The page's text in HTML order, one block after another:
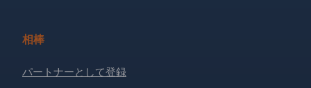
相棒
パートナーとして登録